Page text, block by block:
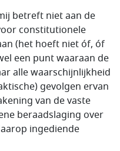
betreft niet aan de
constitutionele
(het hoeft niet óf, óf
een punt waaraan de
alle waarschijnlijkheid
gevolgen ervan
van de vaste
beraadslaging over
ingediende